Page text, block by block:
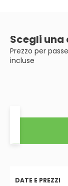
Scegli una
Prezzo per
incluse
DATE E PREZZI